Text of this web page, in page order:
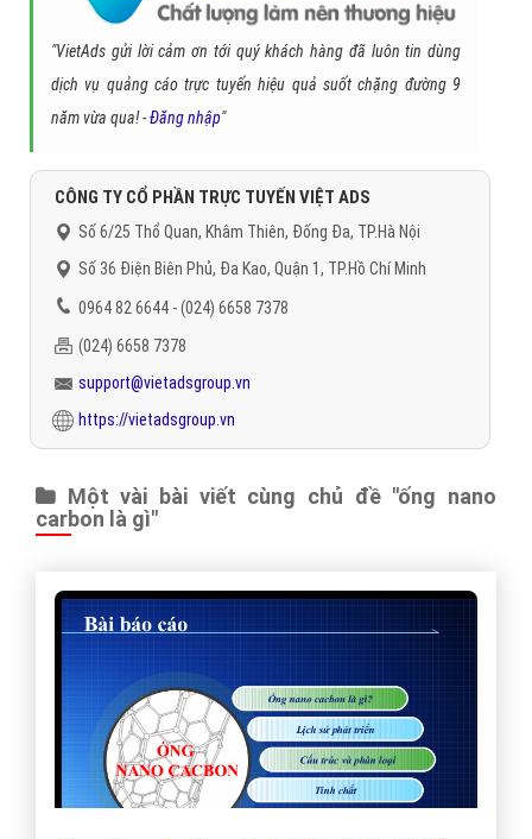
"VietAds gửi lời cảm ơn tới quý khách hàng đã luôn tin dùng
dịch vụ quảng cáo trực tuyến hiệu quả suốt chặng đường 9
năm vừa qua! -Đăng nhập"
CÔNG TY CỔ PHẦN TRỰC TUYẾN VIỆT ADS
Số 6/25 Thổ Quan, Khâm Thiên, Đống Đa, TP.Hà Nội
Số 36 Điện Biên Phủ, Đa Kao, Quận 1, TP.Hồ Chí Minh
0964 82 6644 - (024) 6658 7378
(024) 6658 7378
support@vietadsgroup.vn
https://vietadsgroup.vn
Một vài bài viết cùng chủ đề "ống nano
carbon là gì"